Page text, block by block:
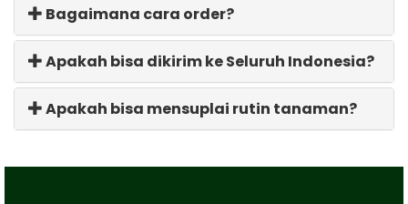
Bagaimana cara order?
Apakah bisa dikirim ke Seluruh Indonesia?
Apakah bisa mensuplai rutin tanaman?